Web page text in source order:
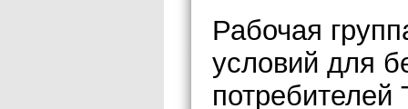
Рабочая
условий для
потребителей